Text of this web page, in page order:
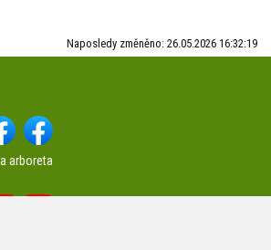
Naposledy změněno: 26.05.2026 16:32:19
arboreta